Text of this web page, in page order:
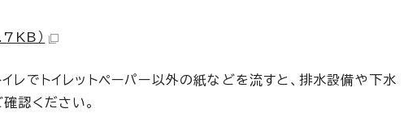
）
レでトイレットペーパー以外の紙などを流すと、排水設備や下水
認ください。